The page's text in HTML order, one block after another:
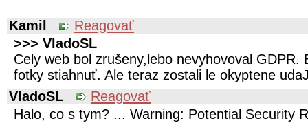
Kamil
Reagovať
>>> VladoSL
Cely web bol zrušeny,lebo nevyhovoval GDPR.
fotky stiahnuť. Ale teraz zostali le okyptene
VladoSL
Reagovať
Halo, co s tym? ... Warning: Potential Security